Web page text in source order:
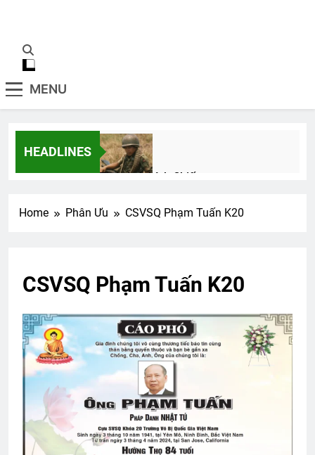
MENU
HEADLINES
Tình Anh Lính Chiến
3 Years Ago
CSVSQ Vũ Khắc Hồng K30
3 Years Ago
K28 VN thăm CSVSQ Long K25
2 Years Ago
Home Phân Ưu CSVSQ Phạm Tuấn K20
CSVSQ Phạm Tuấn K20